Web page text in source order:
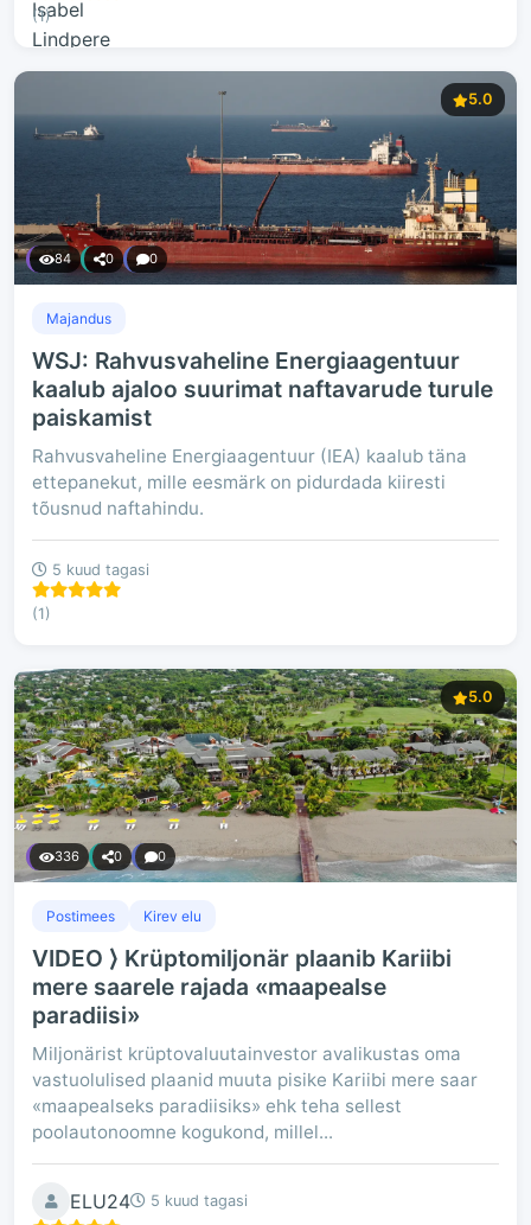
(1)
5.0
84 0 0
Majandus
WSJ: Rahvusvaheline Energiaagentuur
kaalub ajaloo suurimat naftavarude turule
paiskamist
Rahvusvaheline Energiaagentuur (IEA) kaalub täna
ettepanekut, mille eesmärk on pidurdada kiiresti
tõusnud naftahindu.
5 kuud tagasi
(1)
5.0
336 0 0
Postimees Kirev elu
VIDEO ⟩ Krüptomiljonär plaanib Kariibi
mere saarele rajada «maapealse
paradiisi»
Miljonärist krüptovaluutainvestor avalikustas oma
vastuolulised plaanid muuta pisike Kariibi mere saar
«maapealseks paradiisiks» ehk teha sellest
poolautonoomne kogukond, millel...
ELU24 5 kuud tagasi